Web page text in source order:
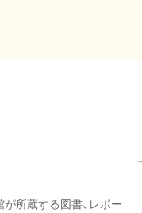
所蔵する図書、レポー